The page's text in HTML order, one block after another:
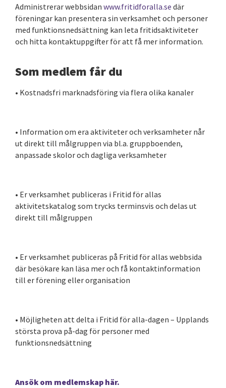
Administrerar webbsidan www.fritidforalla.se där
föreningar kan presentera sin verksamhet och personer
med funktionsnedsättning kan leta fritidsaktiviteter
och hitta kontaktuppgifter för att få mer information.
Som medlem får du
• Kostnadsfri marknadsföring via flera olika kanaler
• Information om era aktiviteter och verksamheter når
ut direkt till målgruppen via bl.a. gruppboenden,
anpassade skolor och dagliga verksamheter
• Er verksamhet publiceras i Fritid för allas
aktivitetskatalog som trycks terminsvis och delas ut
direkt till målgruppen
• Er verksamhet publiceras på Fritid för allas webbsida
där besökare kan läsa mer och få kontaktinformation
till er förening eller organisation
• Möjligheten att delta i Fritid för alla-dagen – Upplands
största prova på-dag för personer med
funktionsnedsättning
Ansök om medlemskap här.